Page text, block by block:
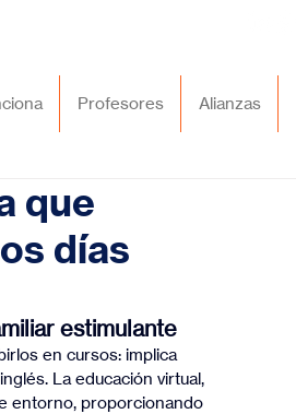
Profesores Alianzas
que
días
estimulante
en cursos: implica
La educación virtual,
entorno, proporcionando